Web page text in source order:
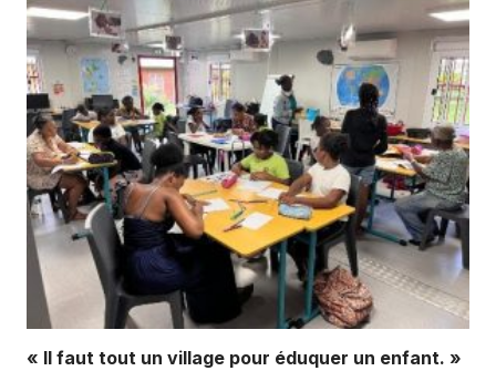
« Il faut tout un village pour éduquer un enfant. »